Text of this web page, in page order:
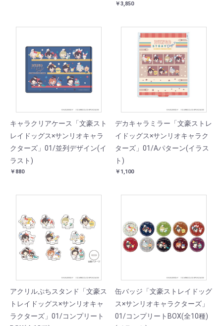
￥3,850
キャラクリアケース「文豪スト
レイドッグス×サンリオキャラ
クターズ」01/並列デザイン(イ
ラスト)
￥880
デカキャラミラー「文豪ストレ
イドッグス×サンリオキャラク
ターズ」01/Aパターン(イラス
ト)
￥1,100
アクリルぷちスタンド「文豪ス
トレイドッグス×サンリオキャ
ラクターズ」01/コンプリート
缶バッジ「文豪ストレイドッグ
ス×サンリオキャラクターズ」
01/コンプリートBOX(全10種)